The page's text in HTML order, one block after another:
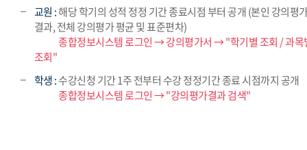
교원 :해당 학기의 성적 정정 기간 종료시점 부터 공개 (본인 강의평
결과, 전체 강의평가 평균 및 표준편차)
교원 :종합정보시스템 로그인 → 강의평가서 → "학기별 조회 / 과목
조회"
학생 :수강신청 기간 1주 전부터 수강 정정기간 종료 시점까지 공개
학생 :종합정보시스템 로그인 → "강의평가결과 검색"